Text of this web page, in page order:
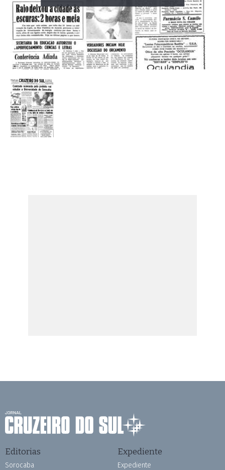
Editorias
Sorocaba
Expediente
Expediente